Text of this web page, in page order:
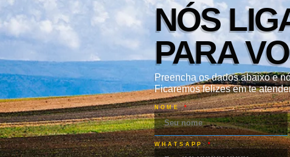
NÓS
PARA
Preencha os dados abaixo e
Ficaremos felizes em te
NOME
WHATSAPP